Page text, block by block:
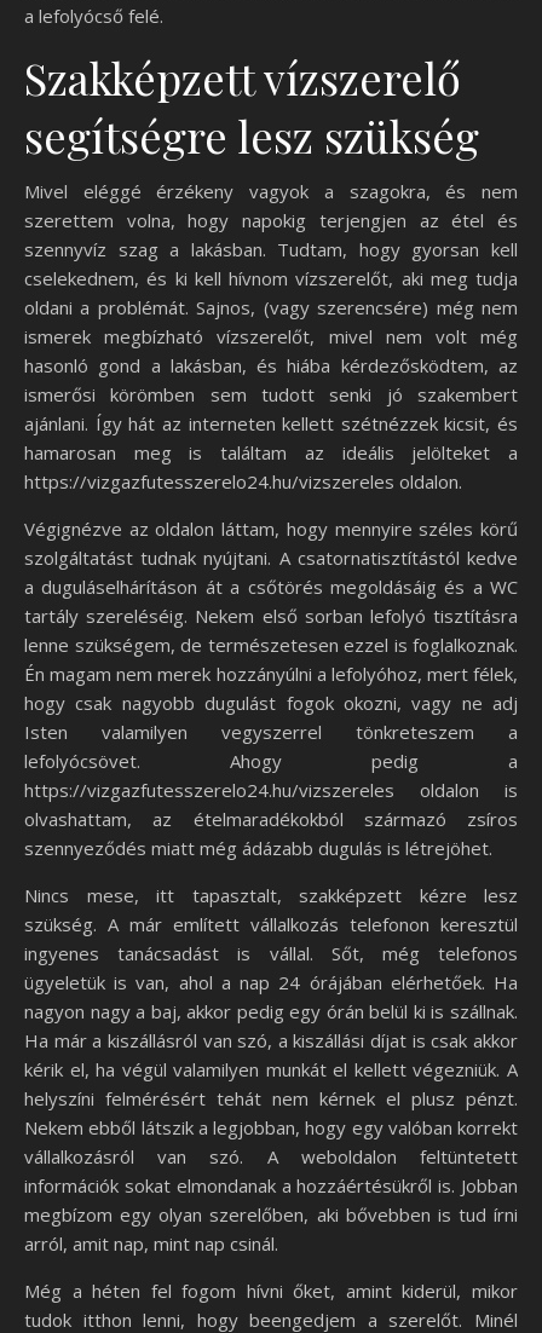
a lefolyócső felé.
Szakképzett vízszerelő
segítségre lesz szükség
Mivel eléggé érzékeny vagyok a szagokra, és nem
szerettem volna, hogy napokig terjengjen az étel és
szennyvíz szag a lakásban. Tudtam, hogy gyorsan kell
cselekednem, és ki kell hívnom vízszerelőt, aki meg tudja
oldani a problémát. Sajnos, (vagy szerencsére) még nem
ismerek megbízható vízszerelőt, mivel nem volt még
hasonló gond a lakásban, és hiába kérdezősködtem, az
ismerősi körömben sem tudott senki jó szakembert
ajánlani. Így hát az interneten kellett szétnézzek kicsit, és
hamarosan meg is találtam az ideális jelölteket a
https://vizgazfutesszerelo24.hu/vizszereles oldalon.
Végignézve az oldalon láttam, hogy mennyire széles körű
szolgáltatást tudnak nyújtani. A csatornatisztítástól kedve
a duguláselhárításon át a csőtörés megoldásáig és a WC
tartály szereléséig. Nekem első sorban lefolyó tisztításra
lenne szükségem, de természetesen ezzel is foglalkoznak.
Én magam nem merek hozzányúlni a lefolyóhoz, mert félek,
hogy csak nagyobb dugulást fogok okozni, vagy ne adj
Isten valamilyen vegyszerrel tönkreteszem a
lefolyócsövet. Ahogy pedig a
https://vizgazfutesszerelo24.hu/vizszereles oldalon is
olvashattam, az ételmaradékokból származó zsíros
szennyeződés miatt még ádázabb dugulás is létrejöhet.
Nincs mese, itt tapasztalt, szakképzett kézre lesz
szükség. A már említett vállalkozás telefonon keresztül
ingyenes tanácsadást is vállal. Sőt, még telefonos
ügyeletük is van, ahol a nap 24 órájában elérhetőek. Ha
nagyon nagy a baj, akkor pedig egy órán belül ki is szállnak.
Ha már a kiszállásról van szó, a kiszállási díjat is csak akkor
kérik el, ha végül valamilyen munkát el kellett végezniük. A
helyszíni felmérésért tehát nem kérnek el plusz pénzt.
Nekem ebből látszik a legjobban, hogy egy valóban korrekt
vállalkozásról van szó. A weboldalon feltüntetett
információk sokat elmondanak a hozzáértésükről is. Jobban
megbízom egy olyan szerelőben, aki bővebben is tud írni
arról, amit nap, mint nap csinál.
Még a héten fel fogom hívni őket, amint kiderül, mikor
tudok itthon lenni, hogy beengedjem a szerelőt. Minél